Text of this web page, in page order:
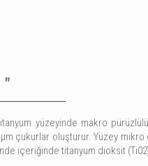
yüzeyinde makro
oluşturur. Yüzey
içeriğinde titanyum dioksit